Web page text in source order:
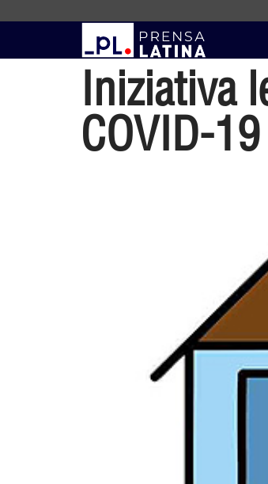
Iniziativa
COVID-